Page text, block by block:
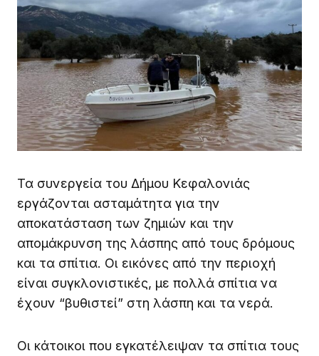
Τα συνεργεία του Δήμου Κεφαλονιάς
εργάζονται ασταμάτητα για την
αποκατάσταση των ζημιών και την
απομάκρυνση της λάσπης από τους δρόμους
και τα σπίτια. Οι εικόνες από την περιοχή
είναι συγκλονιστικές, με πολλά σπίτια να
έχουν “βυθιστεί” στη λάσπη και τα νερά.
Οι κάτοικοι που εγκατέλειψαν τα σπίτια τους